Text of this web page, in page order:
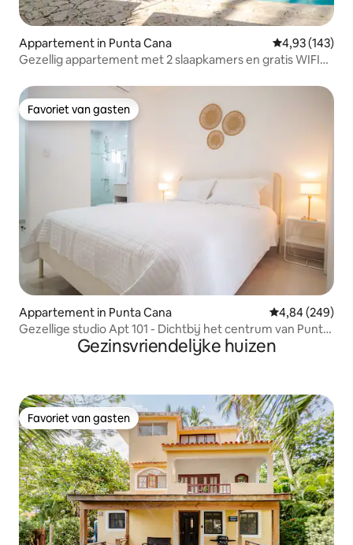
Appartement in Punta Cana Gemiddelde
4,93 (143)
Gezellig appartement met 2 slaapkamers en gratis WIFI
Favoriet van gasten
Favoriet van gasten
Appartement in Punta Cana Gemiddelde
4,84 (249)
Gezellige studio Apt 101 - Dichtbij het centrum van Punta
Gezinsvriendelijke huizen
Favoriet van gasten
Favoriet van gasten